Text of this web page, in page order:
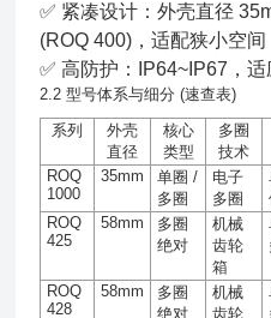
✅ 紧凑设计：外壳直径
(ROQ 400)，适配狭小空间
✅ 高防护：IP64~IP67，
2.2 型号体系与细分 (速查表)
系列
外壳
直径
核心
类型
多圈
技术
ROQ
1000
35mm 单圈 /
多圈
电子
多圈
ROQ
425
58mm
多圈
绝对
机械
齿轮
箱
ROQ
428
58mm
多圈
绝对
机械
齿轮